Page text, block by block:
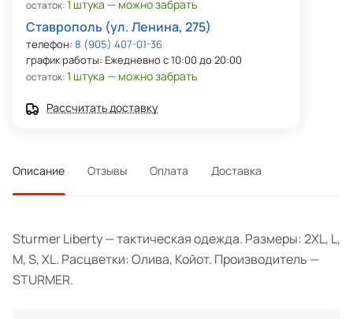
остаток:1 штука — можно забрать
Ставрополь (ул. Ленина, 275)
телефон: 8 (905) 407-01-36
график работы: Ежедневно с 10:00 до 20:00
остаток:1 штука — можно забрать
Рассчитать доставку
Описание Отзывы Оплата Доставка
Sturmer Liberty — тактическая одежда. Размеры: 2XL, L,
M, S, XL. Расцветки: Олива, Койот. Производитель —
STURMER.